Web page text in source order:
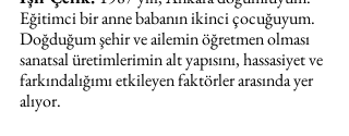
Eğitimci bir anne babanın ikinci çocuğuyum.
Doğduğum şehir ve ailemin öğretmen olması
sanatsal üretimlerimin alt yapısını, hassasiyet ve
farkındalığımı etkileyen faktörler arasında yer
alıyor.